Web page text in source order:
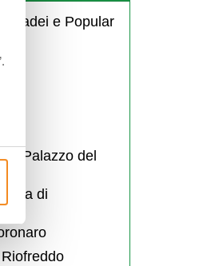
e Popular
Palazzo del
di